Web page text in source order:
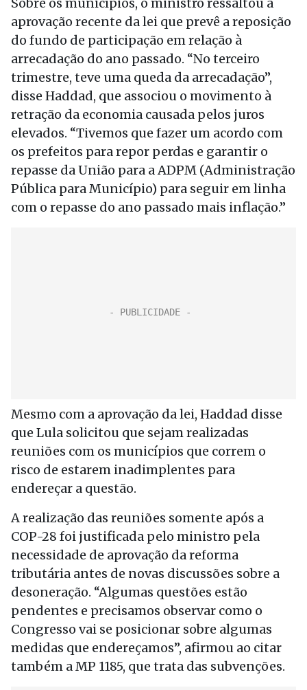
aprovação recente da lei que prevê a reposição
do fundo de participação em relação à
arrecadação do ano passado. “No terceiro
trimestre, teve uma queda da arrecadação”,
disse Haddad, que associou o movimento à
retração da economia causada pelos juros
elevados. “Tivemos que fazer um acordo com
os prefeitos para repor perdas e garantir o
repasse da União para a ADPM (Administração
Pública para Município) para seguir em linha
com o repasse do ano passado mais inflação.”
Mesmo com a aprovação da lei, Haddad disse
que Lula solicitou que sejam realizadas
reuniões com os municípios que correm o
risco de estarem inadimplentes para
endereçar a questão.
A realização das reuniões somente após a
COP-28 foi justificada pelo ministro pela
necessidade de aprovação da reforma
tributária antes de novas discussões sobre a
desoneração. “Algumas questões estão
pendentes e precisamos observar como o
Congresso vai se posicionar sobre algumas
medidas que endereçamos”, afirmou ao citar
também a MP 1185, que trata das subvenções.